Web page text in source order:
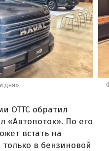
дня»
ОТТС обратил
«Автопоток». По его
встать на
в бензиновой